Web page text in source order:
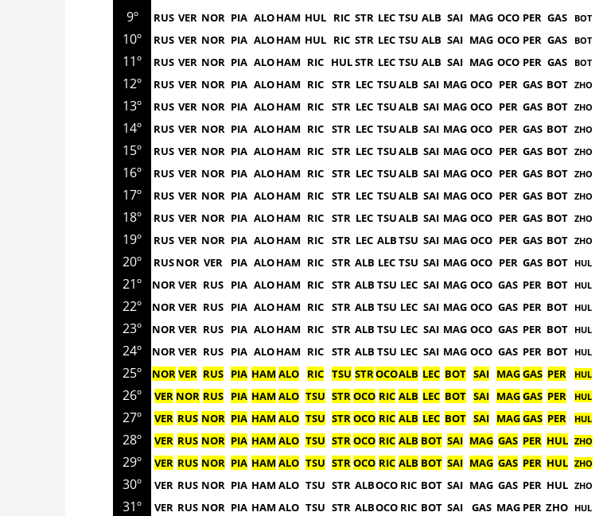
9º RUS VER NOR PIA ALOHAM HUL RIC STR LEC TSU ALB SAI MAG OCO PER GAS BOT
10º RUS VER NOR PIA ALOHAM HUL RIC STR LEC TSU ALB SAI MAG OCO PER GAS BOT
11º RUS VER NOR PIA ALOHAM RIC HULSTR LEC TSU ALB SAI MAG OCO PER GAS BOT
12º RUS VER NOR PIA ALOHAM RIC STR LEC TSUALB SAI MAG OCO PER GAS BOT ZHO
13º RUS VER NOR PIA ALOHAM RIC STR LEC TSUALB SAI MAG OCO PER GAS BOT ZHO
14º RUS VER NOR PIA ALOHAM RIC STR LEC TSUALB SAI MAG OCO PER GAS BOT ZHO
15º RUS VER NOR PIA ALOHAM RIC STR LEC TSUALB SAI MAG OCO PER GAS BOT ZHO
16º RUS VER NOR PIA ALOHAM RIC STR LEC TSUALB SAI MAG OCO PER GAS BOT ZHO
17º RUS VER NOR PIA ALOHAM RIC STR LEC TSUALB SAI MAG OCO PER GAS BOT ZHO
18º RUS VER NOR PIA ALOHAM RIC STR LEC TSUALB SAI MAG OCO PER GAS BOT ZHO
19º RUS VER NOR PIA ALOHAM RIC STR LEC ALBTSU SAI MAG OCO PER GAS BOT ZHO
20º RUSNOR VER PIA ALOHAM RIC STR ALB LEC TSU SAI MAG OCO PER GAS BOT HUL
21º NORVER RUS PIA ALOHAM RIC STR ALB TSU LEC SAI MAG OCO GAS PER BOT HUL
22º NORVER RUS PIA ALOHAM RIC STR ALB TSU LEC SAI MAG OCO GAS PER BOT HUL
23º NORVER RUS PIA ALOHAM RIC STR ALB TSU LEC SAI MAG OCO GAS PER BOT HUL
24º NORVER RUS PIA ALOHAM RIC STR ALB TSU LEC SAI MAG OCO GAS PER BOT HUL
25º
NORVER RUS PIA HAMALO RIC TSU STROCOALB LEC BOT SAI MAGGAS PER HUL
26º
VER NOR RUS PIA HAMALO TSU STROCO RIC ALB LEC BOT SAI MAGGAS PER HUL
27º
VER RUS NOR PIA HAMALO TSU STROCO RIC ALB LEC BOT SAI MAGGAS PER HUL
28º
VER RUS NOR PIA HAMALO TSU STROCO RIC ALB BOT SAI MAG GAS PER HUL ZHO
29º
VER RUS NOR PIA HAMALO TSU STROCO RIC ALB BOT SAI MAG GAS PER HUL ZHO
30º
VER RUS NOR PIA HAMALO TSU STR ALBOCO RIC BOT SAI MAG GAS PER HUL ZHO
31º VER RUS NOR PIA HAMALO TSU STR ALBOCO RIC BOT SAI GAS MAG PER ZHO HUL